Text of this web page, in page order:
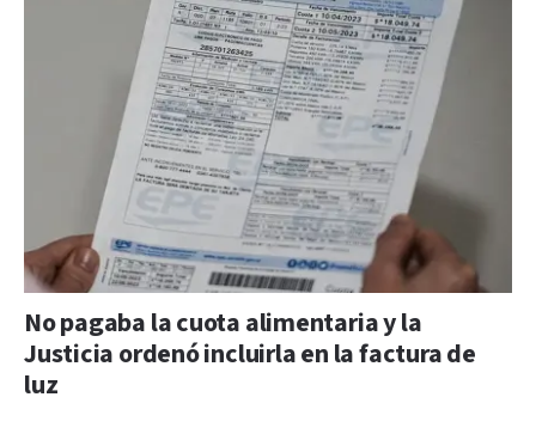
No pagaba la cuota alimentaria y la
Justicia ordenó incluirla en la factura de
luz